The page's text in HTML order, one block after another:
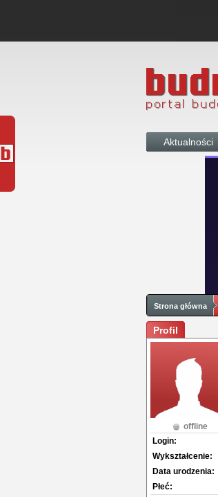
Aktualności
Strona główna
Profil
offline
Login:
Wykształcenie:
Data urodzenia:
Płeć: